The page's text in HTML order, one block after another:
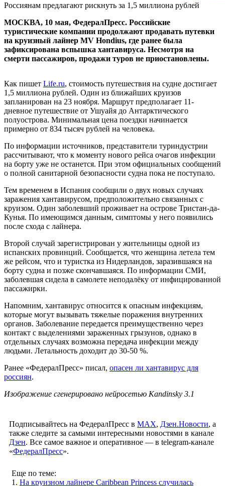
Россиянам предлагают рискнуть за 1,5 миллиона рублей
МОСКВА, 10 мая, ФедералПресс. Российские
туристические компании продолжают продавать путевки
на круизный лайнер MV Hondius, где ранее была
зафиксирована вспышка хантавируса. Несмотря на
смерти пассажиров, продажи туров не приостановлены.
Как пишет Life.ru, стоимость путешествия на судне достигает
1,5 миллиона рублей. Один из ближайших круизов
запланирован на 23 ноября. Маршрут предполагает 11-
дневное путешествие от Ушуайя до Антарктического
полуострова. Минимальная цена поездки начинается
примерно от 834 тысяч рублей на человека.
По информации источников, представители туриндустрии
рассчитывают, что к моменту нового рейса очагов инфекции
на борту уже не останется. При этом официальных сообщений
о полной санитарной безопасности судна пока не поступало.
Тем временем в Испания сообщили о двух новых случаях
заражения хантавирусом, предположительно связанных с
круизом. Один заболевший проживает на острове Тристан-да-
Кунья. По имеющимся данным, симптомы у него появились
после схода с лайнера.
Второй случай зарегистрирован у жительницы одной из
испанских провинций. Сообщается, что женщина летела тем
же рейсом, что и туристка из Нидерландов, заразившаяся на
борту судна и позже скончавшаяся. По информации СМИ,
заболевшая сидела в самолете неподалёку от инфицированной
пассажирки.
Напомним, хантавирус относится к опасным инфекциям,
которые могут вызывать тяжелые поражения внутренних
органов. Заболевание передается преимущественно через
контакт с выделениями зараженных грызунов, однако в
отдельных случаях возможна передача инфекции между
людьми. Летальность доходит до 30-50 %.
Ранее «ФедералПресс» писал, опасен ли хантавирус для
россиян.
Изображение сгенерировано нейросетью Kandinsky 3.1
Подписывайтесь на ФедералПресс в МАХ, Дзен.Новости, а
также следите за самыми интересными новостями в канале
Дзен. Все самое важное и оперативное — в telegram-канале
«ФедералПресс».
Еще по теме:
1. На круизном лайнере Caribbean Princess случилась